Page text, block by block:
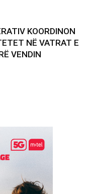
KOORDINON
NË VATRAT E
VENDIN